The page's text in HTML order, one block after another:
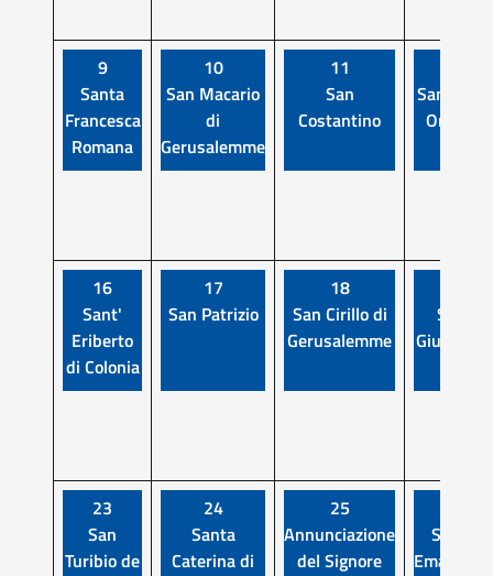
9
Santa
Francesca
Romana
10
San Macario
di
Gerusalemme
11
San
Costantino
San Luigi
Orione
16
Sant'
Eriberto
di Colonia
17
San Patrizio
18
San Cirillo di
Gerusalemme
San
Giuseppe
23
San
Turibio de
24
Santa
Caterina di
25
Annunciazione
del Signore
Sant'
Emanuele